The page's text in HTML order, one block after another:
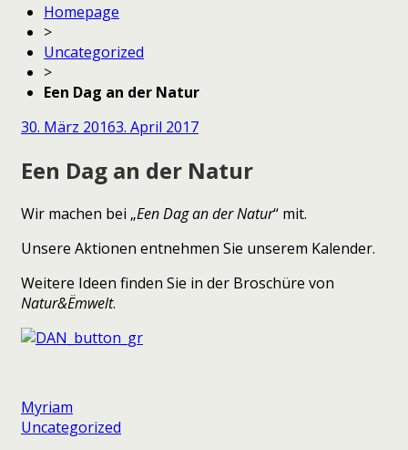
Homepage
>
Uncategorized
>
Een Dag an der Natur
30. März 20163. April 2017
Een Dag an der Natur
Wir machen bei „Een Dag an der Natur“ mit.
Unsere Aktionen entnehmen Sie unserem Kalender.
Weitere Ideen finden Sie in der Broschüre von
Natur&Ëmwelt.
Myriam
Uncategorized